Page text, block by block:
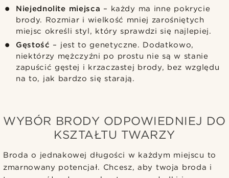
Niejednolite miejsca – każdy ma inne pokrycie
brody. Rozmiar i wielkość mniej zarośniętych
miejsc określi styl, który sprawdzi się najlepiej.
Gęstość – jest to genetyczne. Dodatkowo,
niektórzy mężczyźni po prostu nie są w stanie
zapuścić gęstej i krzaczastej brody, bez względu
na to, jak bardzo się starają.
WYBÓR BRODY ODPOWIEDNIEJ DO
KSZTAŁTU TWARZY
Broda o jednakowej długości w każdym miejscu to
zmarnowany potencjał. Chcesz, aby twoja broda i